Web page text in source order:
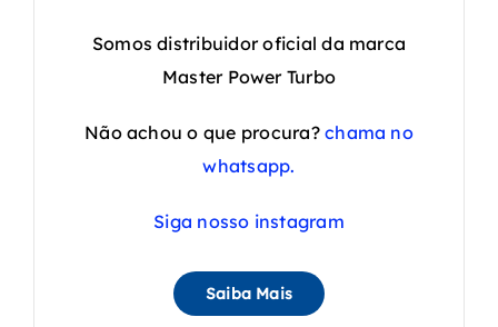
Somos distribuidor oficial da marca
Master Power Turbo
Não achou o que procura?chama no
whatsapp.
Siga nosso instagram
Saiba Mais